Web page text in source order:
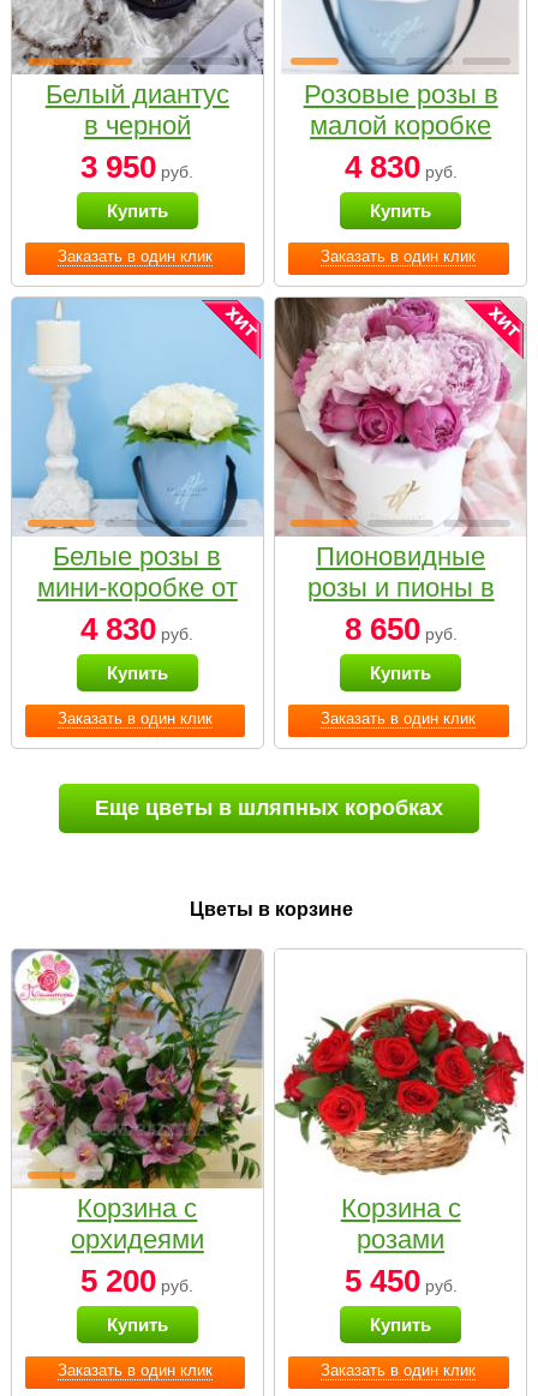
Заказать в один клик
Белый диантус
в черной
коробке Small
3 950 руб.
Купить
Заказать в один клик
Розовые розы в
малой коробке
4 830руб.
Купить
Заказать в один клик
Белые розы в
мини-коробке от
Bella Fiori
4 830 руб.
Купить
Заказать в один клик
Пионовидные
розы и пионы в
белой коробке
Small
8 650руб.
Купить
Еще цветы в шляпных коробках
Цветы в корзине
Заказать в один клик
Корзина с
орхидеями
малая
5 200 руб.
Купить
Заказать в один клик
Корзина с
розами
«Красный
Париж»
5 450руб.
Купить